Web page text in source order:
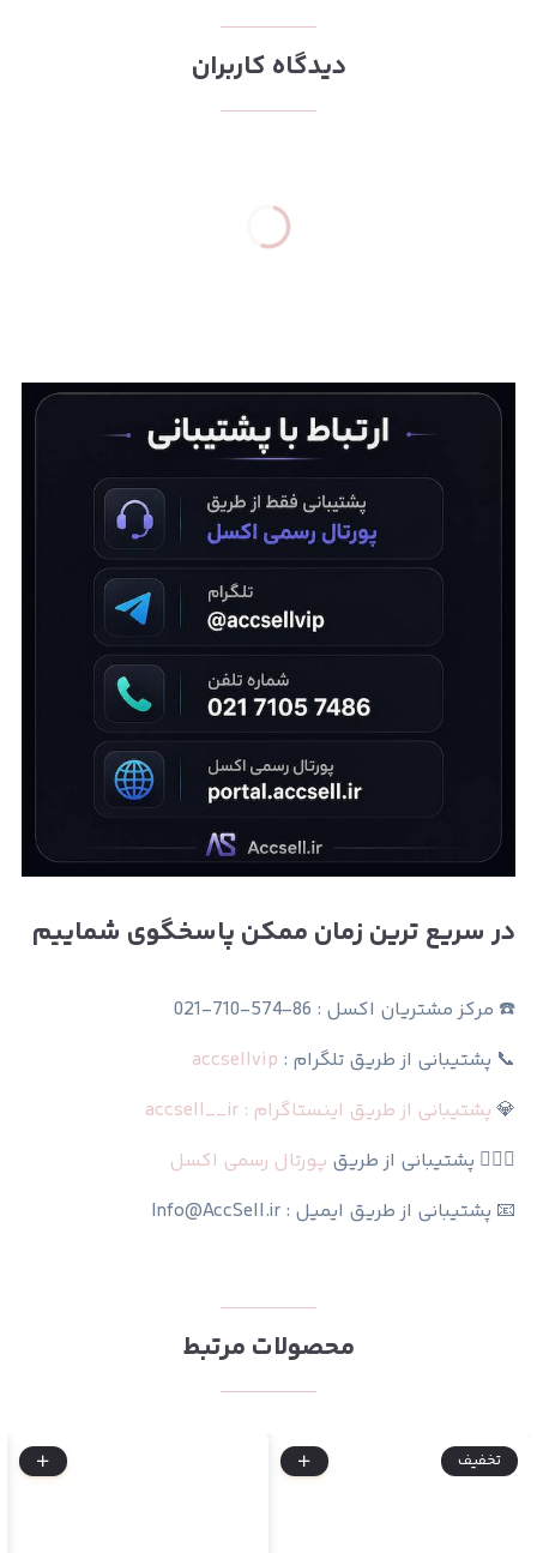
دیدگاه کاربران
در سریع ترین زمان ممکن پاسخگوی شماییم
☎️ مرکز مشتریان اکسل : 86-574-710-021
📞 پشتیبانی از طریق تلگرام : accsellvip
💎 پشتیبانی از طریق اینستاگرام : accsell__ir
🙆🏻‍♀️ پشتیبانی از طریق پورتال رسمی اکسل
📧 پشتیبانی از طریق ایمیل : Info@AccSell.ir
محصولات مرتبط
تخفیف